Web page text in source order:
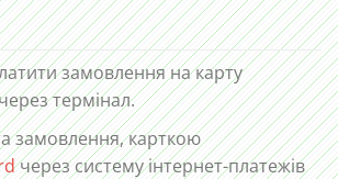
замовлення на карту
термінал.
замовлення, карткою
через систему інтернет-платежів